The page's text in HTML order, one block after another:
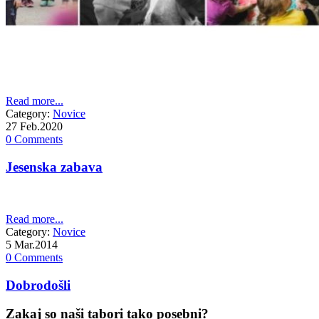
Read more...
Category: Novice
27 Feb.2020
0 Comments
Jesenska zabava
Read more...
Category: Novice
5 Mar.2014
0 Comments
Dobrodošli
Zakaj so naši tabori tako posebni?